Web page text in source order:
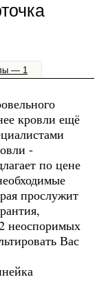
— 1
кровли ещё
-
по цене
прослужит
неоспоримых
Вас